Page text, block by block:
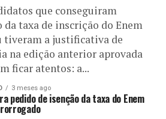
que conseguiram
da taxa de inscrição do Enem
tiveram a justificativa de
na edição anterior aprovada
ficar atentos: a...
3 meses ago
pedido de isenção da taxa do Enem